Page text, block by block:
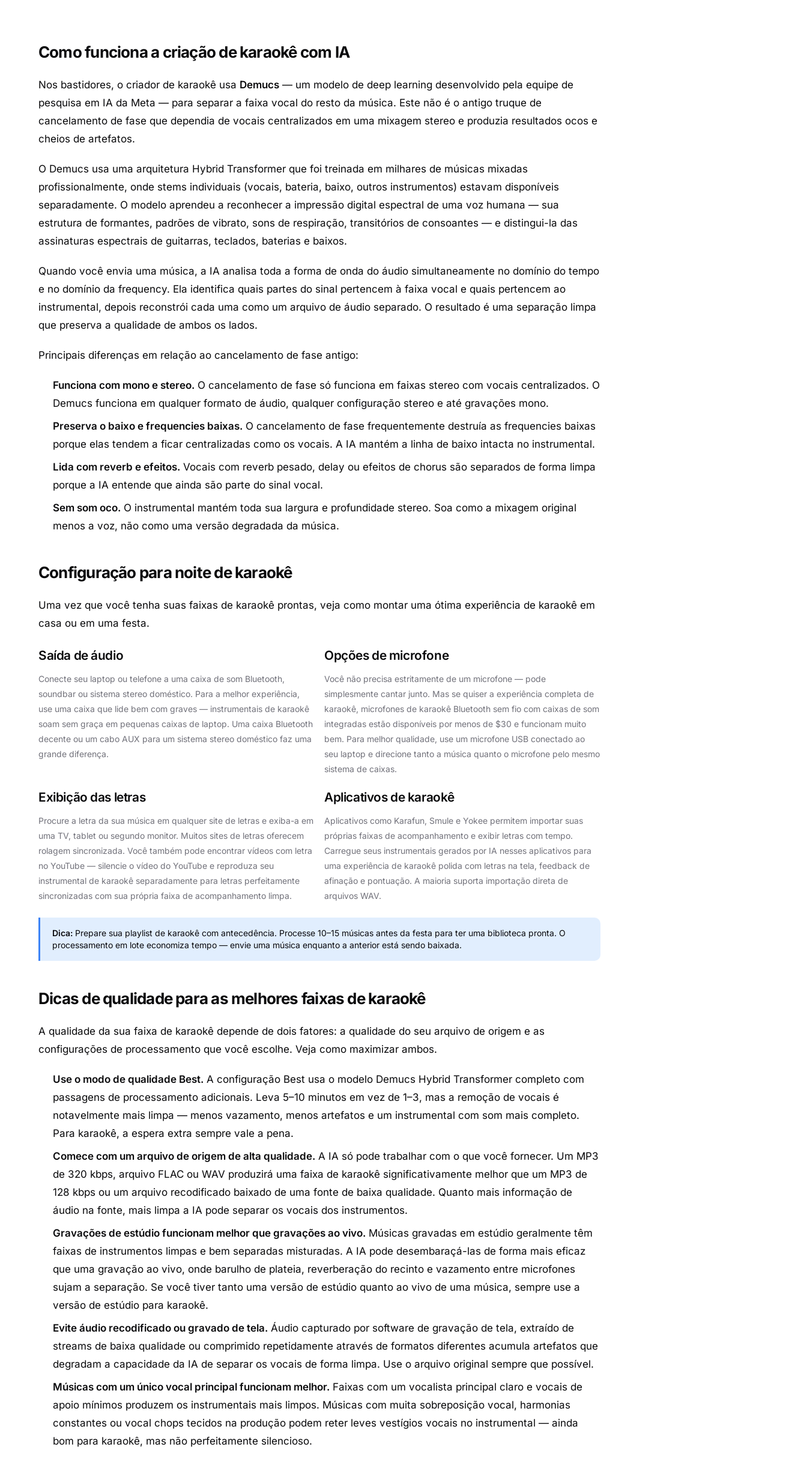
Como funciona a criação de karaokê com IA
Nos bastidores, o criador de karaokê usa Demucs — um modelo de deep learning desenvolvido pela equipe de
pesquisa em IA da Meta — para separar a faixa vocal do resto da música. Este não é o antigo truque de
cancelamento de fase que dependia de vocais centralizados em uma mixagem stereo e produzia resultados ocos e
cheios de artefatos.
O Demucs usa uma arquitetura Hybrid Transformer que foi treinada em milhares de músicas mixadas
profissionalmente, onde stems individuais (vocais, bateria, baixo, outros instrumentos) estavam disponíveis
separadamente. O modelo aprendeu a reconhecer a impressão digital espectral de uma voz humana — sua
estrutura de formantes, padrões de vibrato, sons de respiração, transitórios de consoantes — e distingui-la das
assinaturas espectrais de guitarras, teclados, baterias e baixos.
Quando você envia uma música, a IA analisa toda a forma de onda do áudio simultaneamente no domínio do tempo
e no domínio da frequency. Ela identifica quais partes do sinal pertencem à faixa vocal e quais pertencem ao
instrumental, depois reconstrói cada uma como um arquivo de áudio separado. O resultado é uma separação limpa
que preserva a qualidade de ambos os lados.
Principais diferenças em relação ao cancelamento de fase antigo:
Funciona com mono e stereo. O cancelamento de fase só funciona em faixas stereo com vocais centralizados. O
Demucs funciona em qualquer formato de áudio, qualquer configuração stereo e até gravações mono.
Preserva o baixo e frequencies baixas. O cancelamento de fase frequentemente destruía as frequencies baixas
porque elas tendem a ficar centralizadas como os vocais. A IA mantém a linha de baixo intacta no instrumental.
Lida com reverb e efeitos. Vocais com reverb pesado, delay ou efeitos de chorus são separados de forma limpa
porque a IA entende que ainda são parte do sinal vocal.
Sem som oco. O instrumental mantém toda sua largura e profundidade stereo. Soa como a mixagem original
menos a voz, não como uma versão degradada da música.
Configuração para noite de karaokê
Uma vez que você tenha suas faixas de karaokê prontas, veja como montar uma ótima experiência de karaokê em
casa ou em uma festa.
Saída de áudio
Conecte seu laptop ou telefone a uma caixa de som Bluetooth,
soundbar ou sistema stereo doméstico. Para a melhor experiência,
use uma caixa que lide bem com graves — instrumentais de karaokê
soam sem graça em pequenas caixas de laptop. Uma caixa Bluetooth
decente ou um cabo AUX para um sistema stereo doméstico faz uma
grande diferença.
Opções de microfone
Você não precisa estritamente de um microfone — pode
simplesmente cantar junto. Mas se quiser a experiência completa de
karaokê, microfones de karaokê Bluetooth sem fio com caixas de som
integradas estão disponíveis por menos de $30 e funcionam muito
bem. Para melhor qualidade, use um microfone USB conectado ao
seu laptop e direcione tanto a música quanto o microfone pelo mesmo
sistema de caixas.
Exibição das letras
Procure a letra da sua música em qualquer site de letras e exiba-a em
uma TV, tablet ou segundo monitor. Muitos sites de letras oferecem
rolagem sincronizada. Você também pode encontrar vídeos com letra
no YouTube — silencie o vídeo do YouTube e reproduza seu
instrumental de karaokê separadamente para letras perfeitamente
sincronizadas com sua própria faixa de acompanhamento limpa.
Aplicativos de karaokê
Aplicativos como Karafun, Smule e Yokee permitem importar suas
próprias faixas de acompanhamento e exibir letras com tempo.
Carregue seus instrumentais gerados por IA nesses aplicativos para
uma experiência de karaokê polida com letras na tela, feedback de
afinação e pontuação. A maioria suporta importação direta de
arquivos WAV.
Dica: Prepare sua playlist de karaokê com antecedência. Processe 10–15 músicas antes da festa para ter uma biblioteca pronta. O
processamento em lote economiza tempo — envie uma música enquanto a anterior está sendo baixada.
Dicas de qualidade para as melhores faixas de karaokê
A qualidade da sua faixa de karaokê depende de dois fatores: a qualidade do seu arquivo de origem e as
configurações de processamento que você escolhe. Veja como maximizar ambos.
Use o modo de qualidade Best. A configuração Best usa o modelo Demucs Hybrid Transformer completo com
passagens de processamento adicionais. Leva 5–10 minutos em vez de 1–3, mas a remoção de vocais é
notavelmente mais limpa — menos vazamento, menos artefatos e um instrumental com som mais completo.
Para karaokê, a espera extra sempre vale a pena.
Comece com um arquivo de origem de alta qualidade. A IA só pode trabalhar com o que você fornecer. Um MP3
de 320 kbps, arquivo FLAC ou WAV produzirá uma faixa de karaokê significativamente melhor que um MP3 de
128 kbps ou um arquivo recodificado baixado de uma fonte de baixa qualidade. Quanto mais informação de
áudio na fonte, mais limpa a IA pode separar os vocais dos instrumentos.
Gravações de estúdio funcionam melhor que gravações ao vivo. Músicas gravadas em estúdio geralmente têm
faixas de instrumentos limpas e bem separadas misturadas. A IA pode desembaraçá-las de forma mais eficaz
que uma gravação ao vivo, onde barulho de plateia, reverberação do recinto e vazamento entre microfones
sujam a separação. Se você tiver tanto uma versão de estúdio quanto ao vivo de uma música, sempre use a
versão de estúdio para karaokê.
Evite áudio recodificado ou gravado de tela. Áudio capturado por software de gravação de tela, extraído de
streams de baixa qualidade ou comprimido repetidamente através de formatos diferentes acumula artefatos que
degradam a capacidade da IA de separar os vocais de forma limpa. Use o arquivo original sempre que possível.
Músicas com um único vocal principal funcionam melhor. Faixas com um vocalista principal claro e vocais de
apoio mínimos produzem os instrumentais mais limpos. Músicas com muita sobreposição vocal, harmonias
constantes ou vocal chops tecidos na produção podem reter leves vestígios vocais no instrumental — ainda
bom para karaokê, mas não perfeitamente silencioso.